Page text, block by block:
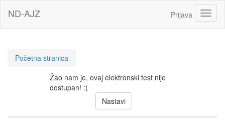
ND-AJZ Prijava
Početna stranica
Žao nam je, ovaj elektronski test nije
dostupan! :(